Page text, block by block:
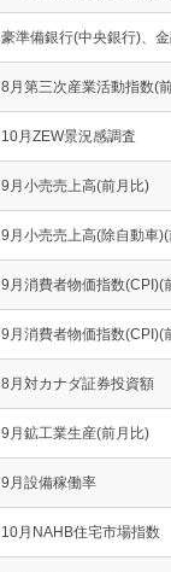
豪準備銀行(中央銀行)、
8月第三次産業活動指数(
10月ZEW景況感調査
9月小売売上高(前月比)
9月小売売上高(除自動車
9月消費者物価指数(CPI)(
9月消費者物価指数(CPI)(
8月対カナダ証券投資額
9月鉱工業生産(前月比)
9月設備稼働率
10月NAHB住宅市場指数